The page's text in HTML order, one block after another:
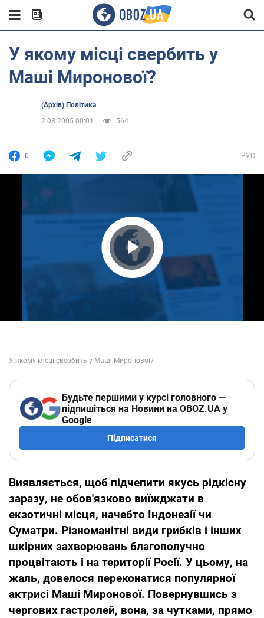
У якому місці свербить у
Маші Миронової?
(Архів) Політика
2.08.2005 00:01
564
0 РУС
Play Video
Будьте першими у курсі головного —
підпишіться на Новини на OBOZ.UA у
Google
Підписатися
Виявляється, щоб підчепити якусь рідкісну
заразу, не обов'язково виїжджати в
екзотичні місця, начебто Індонезії чи
Суматри. Різноманітні види грибків і інших
шкірних захворювань благополучно
процвітають і на території Росії. У цьому, на
жаль, довелося переконатися популярної
актрисі Маші Миронової. Повернувшись з
чергових гастролей, вона, за чутками, прямо